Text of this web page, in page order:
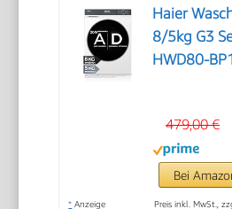
Haier
8/5kg G3
HWD80-
479,00 €
Bei
* Anzeige Preis inkl. MwSt.,